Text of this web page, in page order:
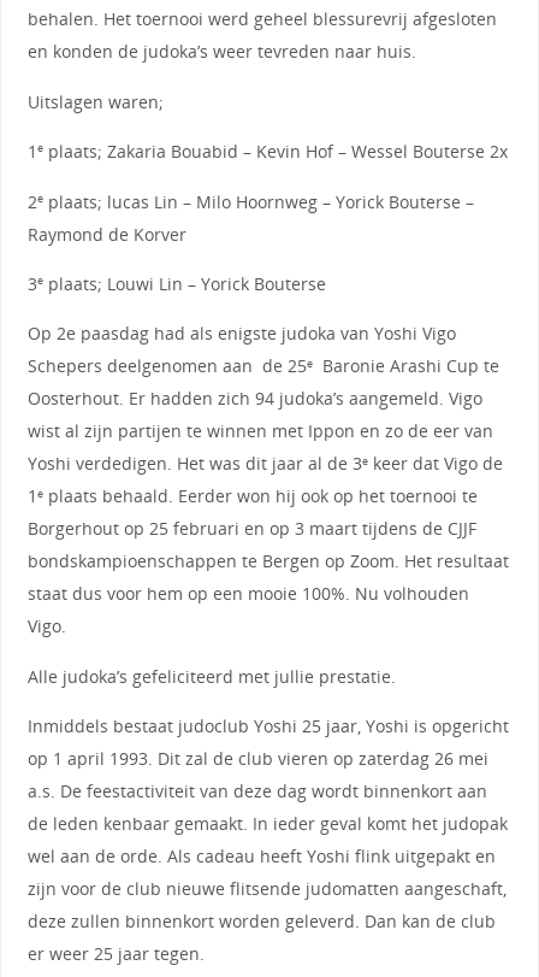
behalen. Het toernooi werd geheel blessurevrij afgesloten
en konden de judoka’s weer tevreden naar huis.
Uitslagen waren;
1 eplaats; Zakaria Bouabid – Kevin Hof – Wessel Bouterse 2x
2eplaats; lucas Lin – Milo Hoornweg – Yorick Bouterse –
Raymond de Korver
3eplaats; Louwi Lin – Yorick Bouterse
Op 2e paasdag had als enigste judoka van Yoshi Vigo
Schepers deelgenomen aan de 25eBaronie Arashi Cup te
Oosterhout. Er hadden zich 94 judoka’s aangemeld. Vigo
wist al zijn partijen te winnen met Ippon en zo de eer van
Yoshi verdedigen. Het was dit jaar al de 3ekeer dat Vigo de
1 eplaats behaald. Eerder won hij ook op het toernooi te
Borgerhout op 25 februari en op 3 maart tijdens de CJJF
bondskampioenschappen te Bergen op Zoom. Het resultaat
staat dus voor hem op een mooie 100%. Nu volhouden
Vigo.
Alle judoka’s gefeliciteerd met jullie prestatie.
Inmiddels bestaat judoclub Yoshi 25 jaar, Yoshi is opgericht
op 1 april 1993. Dit zal de club vieren op zaterdag 26 mei
a.s. De feestactiviteit van deze dag wordt binnenkort aan
de leden kenbaar gemaakt. In ieder geval komt het judopak
wel aan de orde. Als cadeau heeft Yoshi flink uitgepakt en
zijn voor de club nieuwe flitsende judomatten aangeschaft,
deze zullen binnenkort worden geleverd. Dan kan de club
er weer 25 jaar tegen.